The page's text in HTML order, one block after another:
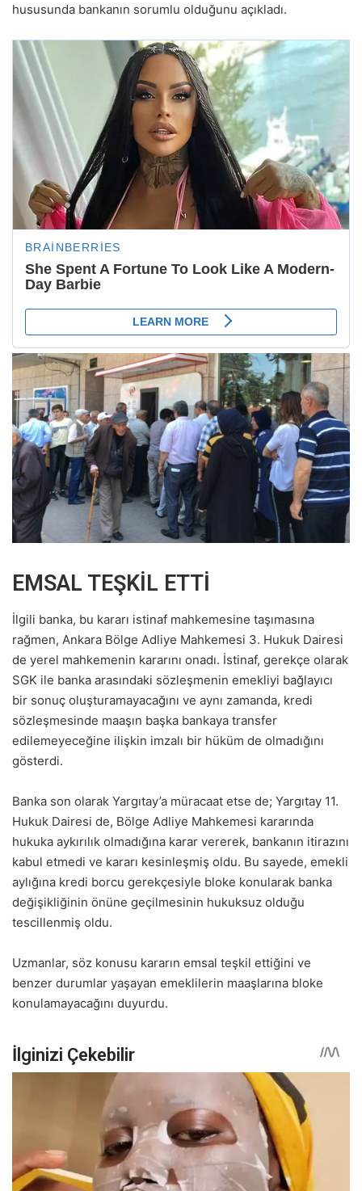
hususunda bankanın sorumlu olduğunu açıkladı.
EMSAL TEŞKİL ETTİ
İlgili banka, bu kararı istinaf mahkemesine taşımasına
rağmen, Ankara Bölge Adliye Mahkemesi 3. Hukuk Dairesi
de yerel mahkemenin kararını onadı. İstinaf, gerekçe olarak
SGK ile banka arasındaki sözleşmenin emekliyi bağlayıcı
bir sonuç oluşturamayacağını ve aynı zamanda, kredi
sözleşmesinde maaşın başka bankaya transfer
edilemeyeceğine ilişkin imzalı bir hüküm de olmadığını
gösterdi.
Banka son olarak Yargıtay’a müracaat etse de; Yargıtay 11.
Hukuk Dairesi de, Bölge Adliye Mahkemesi kararında
hukuka aykırılık olmadığına karar vererek, bankanın itirazını
kabul etmedi ve kararı kesinleşmiş oldu. Bu sayede, emekli
aylığına kredi borcu gerekçesiyle bloke konularak banka
değişikliğinin önüne geçilmesinin hukuksuz olduğu
tescillenmiş oldu.
Uzmanlar, söz konusu kararın emsal teşkil ettiğini ve
benzer durumlar yaşayan emeklilerin maaşlarına bloke
konulamayacağını duyurdu.